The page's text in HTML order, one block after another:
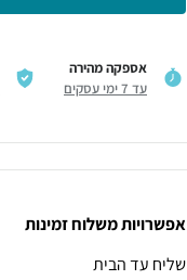
אספקה מהירה
עד 7 ימי עסקים
אפשרויות משלוח זמינות
שליח עד הבית